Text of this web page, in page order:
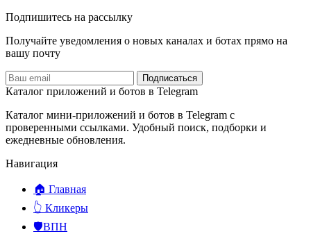
Подпишитесь на рассылку
Получайте уведомления о новых каналах и ботаx прямо на
вашу почту
Подписаться
Каталог приложений и ботов в Telegram
Каталог мини-приложений и ботов в Telegram с
проверенными ссылками. Удобный поиск, подборки и
ежедневные обновления.
Навигация
🏠 Главная
👆 Кликеры
🛡️ВПН